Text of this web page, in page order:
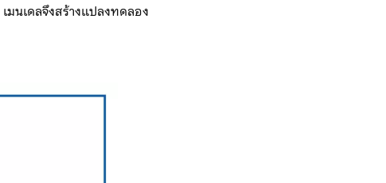
เมนเดลจึงสร้างแปลงทดลอง